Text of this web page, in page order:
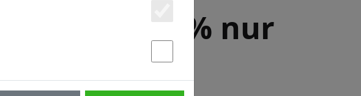
– Spare 12% nur
Essenziell